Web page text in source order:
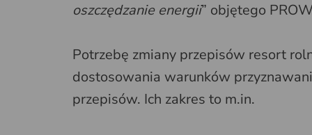
oszczędzanie energii” objętego
Potrzebę zmiany przepisów resort
dostosowania warunków
przepisów. Ich zakres to m.in.